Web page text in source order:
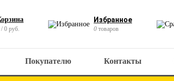
0 руб.
Избранное
0 товаров
Покупателю Контакты